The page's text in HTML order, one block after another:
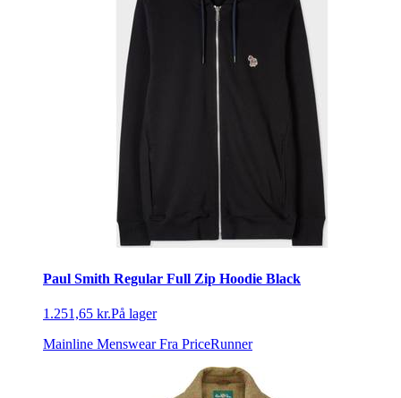
Paul Smith Regular Full Zip Hoodie Black
1.251,65 kr.På lager
Mainline Menswear Fra PriceRunner